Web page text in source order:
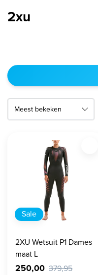
2xu
Sale
2XU Wetsuit P1 Dames
maat L
250,00 379,95